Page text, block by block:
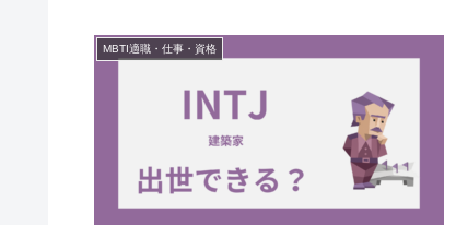
MBTI適職・仕事・資格